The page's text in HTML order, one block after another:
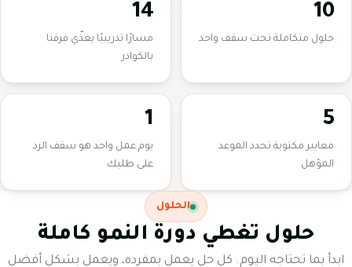
10
حلول متكاملة تحت سقف واحد
14
مسارًا تدريبيًا يغذّي فرقنا
بالكوادر
5
معايير مكتوبة تحدد الموعد
المؤهل
1
يوم عمل واحد هو سقف الرد
على طلبك
الحلول
حلول تغطي دورة النمو كاملة
ابدأ بما تحتاجه اليوم. كل حل يعمل بمفرده، ويعمل بشكل أفضل